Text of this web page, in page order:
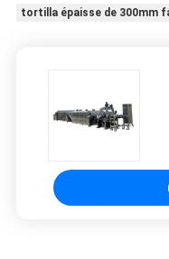
tortilla épaisse de 300mm